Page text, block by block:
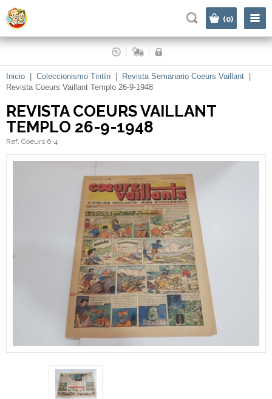
(0)
Inicio Coleccionismo Tintín Revista Semanario Coeurs Vaillant
Revista Coeurs Vaillant Templo 26-9-1948
REVISTA COEURS VAILLANT
TEMPLO 26-9-1948
Ref. Coeurs 6-4